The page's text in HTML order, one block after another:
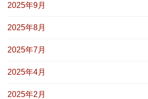
2025年9月
2025年8月
2025年7月
2025年4月
2025年2月